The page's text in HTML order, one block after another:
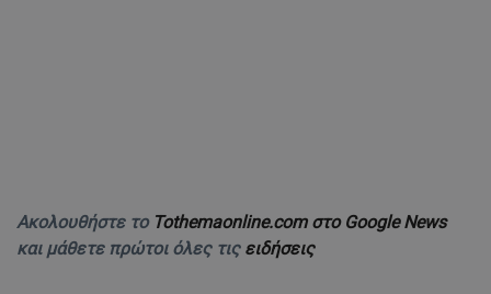
Ακολουθήστε το Tothemaonline.com στο Google News
και μάθετε πρώτοι όλες τις ειδήσεις